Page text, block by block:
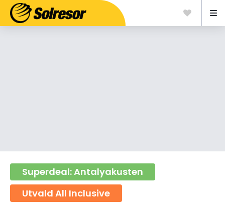
Superdeal: Antalyakusten
Utvald All Inclusive